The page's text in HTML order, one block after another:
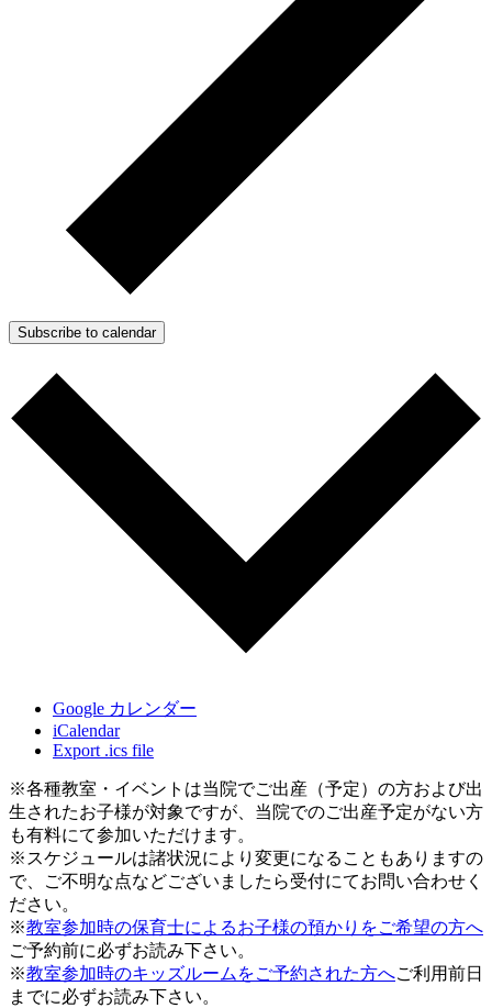
Subscribe to calendar
Google カレンダー
iCalendar
Export .ics file
※各種教室・イベントは当院でご出産（予定）の方および出
生されたお子様が対象ですが、当院でのご出産予定がない方
も有料にて参加いただけます。
※スケジュールは諸状況により変更になることもありますの
で、ご不明な点などございましたら受付にてお問い合わせく
ださい。
※教室参加時の保育士によるお子様の預かりをご希望の方へ
ご予約前に必ずお読み下さい。
※教室参加時のキッズルームをご予約された方へご利用前日
までに必ずお読み下さい。